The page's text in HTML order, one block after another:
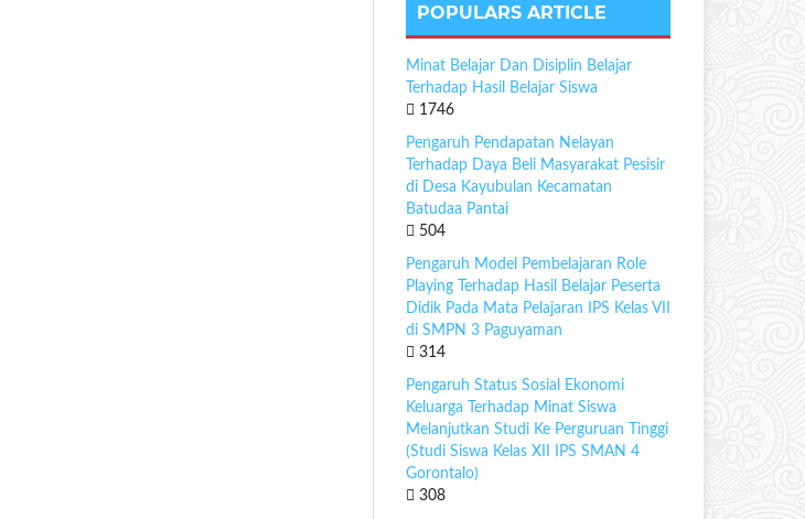
POPULARS ARTICLE
Minat Belajar Dan Disiplin Belajar
Terhadap Hasil Belajar Siswa
1746
Pengaruh Pendapatan Nelayan
Terhadap Daya Beli Masyarakat Pesisir
di Desa Kayubulan Kecamatan
Batudaa Pantai
504
Pengaruh Model Pembelajaran Role
Playing Terhadap Hasil Belajar Peserta
Didik Pada Mata Pelajaran IPS Kelas VII
di SMPN 3 Paguyaman
314
Pengaruh Status Sosial Ekonomi
Keluarga Terhadap Minat Siswa
Melanjutkan Studi Ke Perguruan Tinggi
(Studi Siswa Kelas XII IPS SMAN 4
Gorontalo)
308